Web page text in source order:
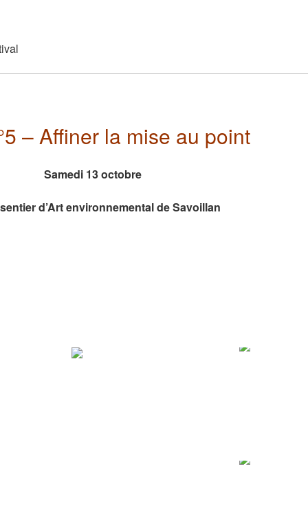
– Affiner la mise au point
Samedi 13 octobre
d’Art environnemental de Savoillan